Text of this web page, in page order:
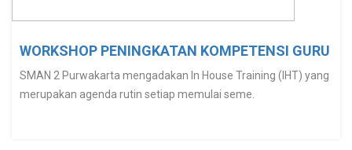
WORKSHOP PENINGKATAN KOMPETENSI GURU
SMAN 2 Purwakarta mengadakan In House Training (IHT) yang
merupakan agenda rutin setiap memulai seme.